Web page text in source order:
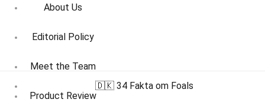
About Us
Editorial Policy
Meet the Team
Product Review
🇩🇰 34 Fakta om Foals